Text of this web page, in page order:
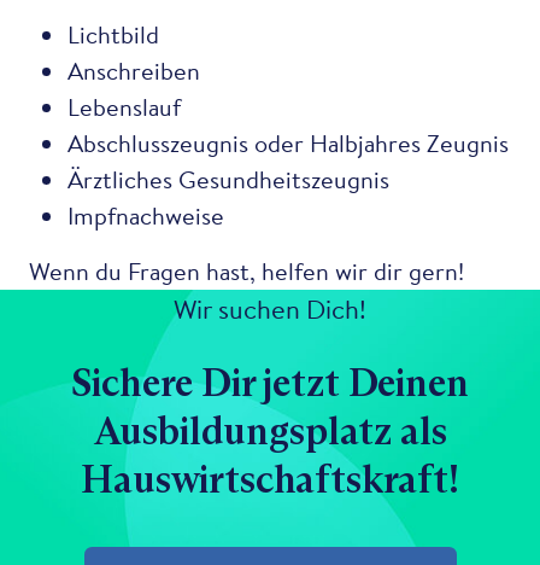
Lichtbild
Anschreiben
Lebenslauf
Abschlusszeugnis oder Halbjahres Zeugnis
Ärztliches Gesundheitszeugnis
Impfnachweise
Wenn du Fragen hast, helfen wir dir gern!
Wir suchen Dich!
Sichere Dir jetzt Deinen
Ausbildungsplatz als
Hauswirtschaftskraft!